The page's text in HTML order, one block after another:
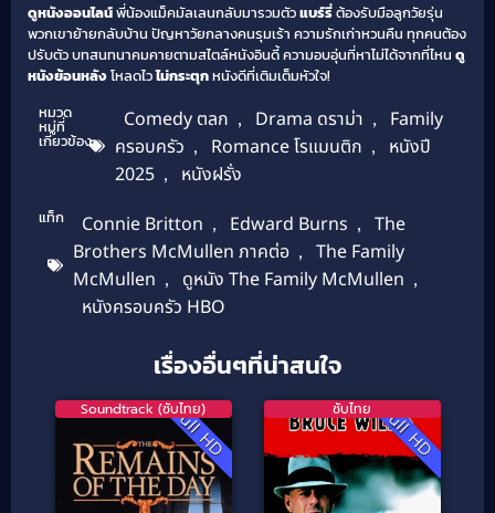
ดูหนังออนไลน์พี่น้องแม็คมัลเลนกลับมารวมตัวแบร์รี่ต้องรับมือลูกวัยรุ่น
พวกเขาย้ายกลับบ้าน ปัญหาวัยกลางคนรุมเร้า ความรักเก่าหวนคืน ทุกคนต้อง
ปรับตัว บทสนทนาคมคายตามสไตล์หนังอินดี้ ความอบอุ่นที่หาไม่ได้จากที่ไหน ดู
หนังย้อนหลังโหลดไวไม่กระตุกหนังดีที่เติมเต็มหัวใจ!
หมวด
หมู่ที่
เกี่ยวข้อง
Comedy ตลก , Drama ดราม่า ,
Family
ครอบครัว , Romance โรแมนติก ,
หนังปี
2025 , หนังฝรั่ง
แท็ก Connie Britton , Edward Burns ,
The
Brothers McMullen ภาคต่อ ,
The Family
McMullen , ดูหนัง The Family McMullen ,
หนังครอบครัว HBO
เรื่องอื่นๆที่น่าสนใจ
Full HD
Soundtrack (ซับไทย) Full HD
ซับไทย